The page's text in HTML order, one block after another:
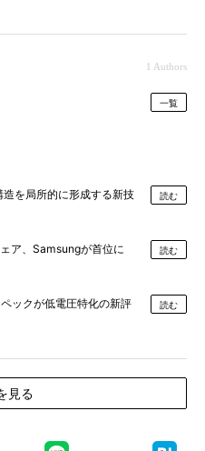
1 Authors
一覧
を局所的に形成する新技
読む
ア、Samsungが首位に 読む
ックが低電圧特化の新評
読む
見る